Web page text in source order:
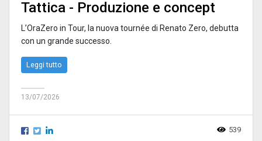
Tattica - Produzione e concept
L’OraZero in Tour, la nuova tournée di Renato Zero, debutta
con un grande successo.
Leggi tutto
13/07/2026
539